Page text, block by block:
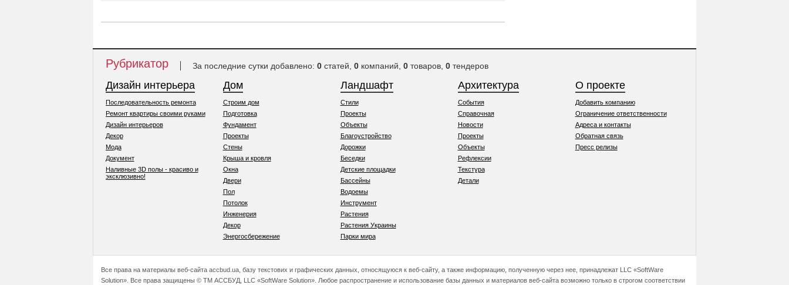
Рубрикатор За последние сутки добавлено: 0статей, 0компаний, 0товаров, 0тендеров
Дизайн интерьера
Последовательность ремонта
Ремонт квартиры своими руками
Дизайн интерьеров
Декор
Мода
Документ
Наливные 3D полы - красиво и
эксклюзивно!
Дом
Строим дом
Подготовка
Фундамент
Проекты
Стены
Крыша и кровля
Окна
Двери
Пол
Потолок
Инженерия
Декор
Энергосбережение
Ландшафт
Стили
Проекты
Объекты
Благоустройство
Дорожки
Беседки
Детские площадки
Бассейны
Водоемы
Инструмент
Растения
Растения Украины
Парки мира
Архитектура
События
Справочная
Новости
Проекты
Объекты
Рефлексии
Текстура
Детали
О проекте
Добавить компанию
Ограничение ответственности
Адреса и контакты
Обратная связь
Пресс релизы
Все права на материалы веб-сайта accbud.ua, базу текстових и графических данных, относящуюся к веб-сайту, а также информацию, полученную через нее, принадлежат LLC «SoftWare
Solution». Все права защищены © ТМ АССБУД, LLC «SoftWare Solution». Любое распространение и использование базы данных и материалов веб-сайта возможно только в строгом соответствии